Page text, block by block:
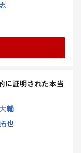
に証明された本当
輔
也